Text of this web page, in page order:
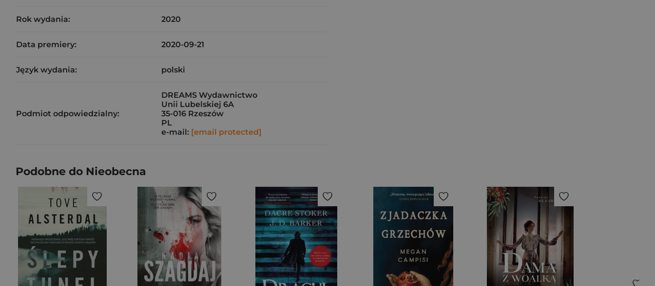
Rok wydania: 2020
Data premiery: 2020-09-21
Język wydania: polski
Podmiot odpowiedzialny:
DREAMS Wydawnictwo
Unii Lubelskiej 6A
35-016 Rzeszów
PL
e-mail: [email protected]
Podobne do Nieobecna